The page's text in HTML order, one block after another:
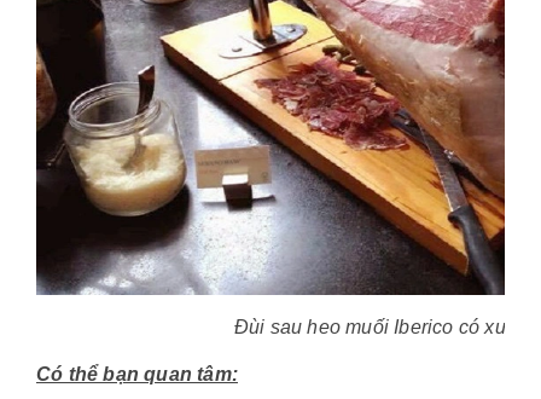
Đùi sau heo muối Iberico có xương
Có thể bạn quan tâm: